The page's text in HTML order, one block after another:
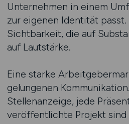
Unternehmen in einem
zur eigenen Identität
Sichtbarkeit, die auf
auf Lautstärke.
Eine starke
gelungenen
Stellenanzeige, jede
veröffentlichte Projekt sind